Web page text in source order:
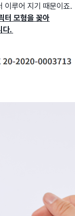
이루어 지기 때문이죠.
터 모형을 꽂아
다.